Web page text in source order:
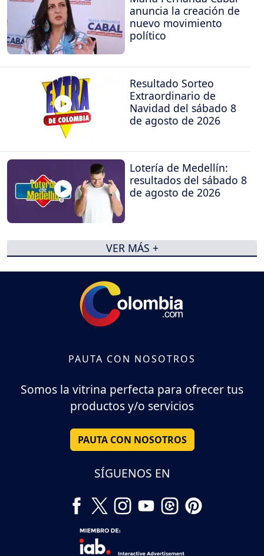
anuncia la creación de
nuevo movimiento
político
Resultado Sorteo
Extraordinario de
Navidad del sábado 8
de agosto de 2026
Lotería de Medellín:
resultados del sábado 8
de agosto de 2026
VER MÁS +
PAUTA CON NOSOTROS
Somos la vitrina perfecta para ofrecer tus
productos y/o servicios
PAUTA CON NOSOTROS
SÍGUENOS EN